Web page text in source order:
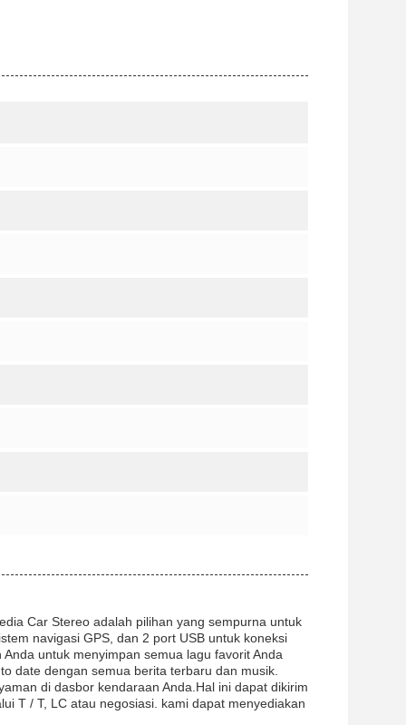
Car Stereo adalah pilihan yang sempurna untuk
navigasi GPS, dan 2 port USB untuk koneksi
untuk menyimpan semua lagu favorit Anda
date dengan semua berita terbaru dan musik.
di dasbor kendaraan Anda.Hal ini dapat dikirim
T / T, LC atau negosiasi. kami dapat menyediakan